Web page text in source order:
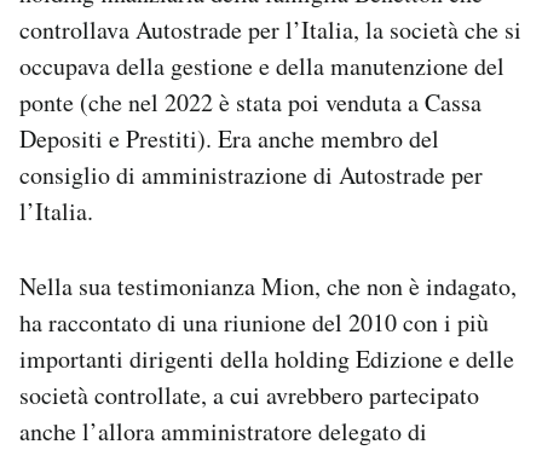
controllava Autostrade per l’Italia, la società che si
occupava della gestione e della manutenzione del
ponte (che nel 2022 è stata poi venduta a Cassa
Depositi e Prestiti). Era anche membro del
consiglio di amministrazione di Autostrade per
l’Italia.
Nella sua testimonianza Mion, che non è indagato,
ha raccontato di una riunione del 2010 con i più
importanti dirigenti della holding Edizione e delle
società controllate, a cui avrebbero partecipato
anche l’allora amministratore delegato di